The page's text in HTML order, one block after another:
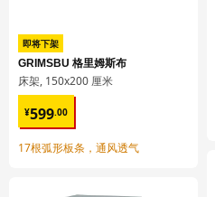
即将下架
GRIMSBU 格里姆斯布
床架, 150x200 厘米
¥599.00
¥ 599.00
17根弧形板条，通风透气